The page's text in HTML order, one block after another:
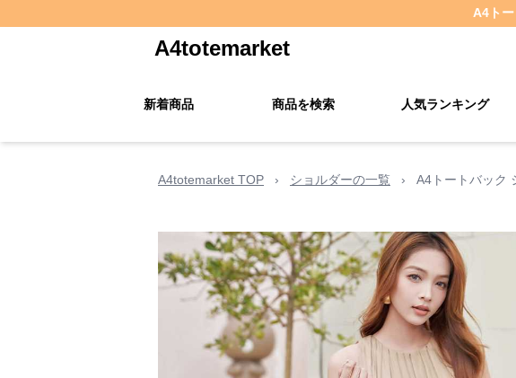
A4ト
A4totemarket
新着商品 商品を検索 人気ランキング
A4totemarket TOP › ショルダーの一覧 › A4トートバック